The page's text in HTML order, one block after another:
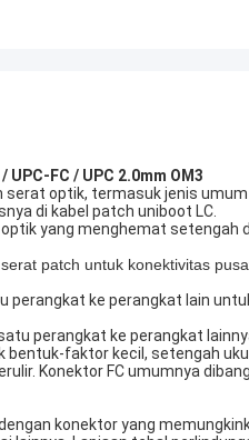
UPC-FC / UPC 2.0mm OM3
optik, termasuk jenis umum
di kabel patch uniboot LC.
optik yang menghemat setengah
patch untuk konektivitas
ke perangkat lain
perangkat ke perangkat
bentuk-faktor kecil, setengah
Konektor FC umumnya
konektor yang